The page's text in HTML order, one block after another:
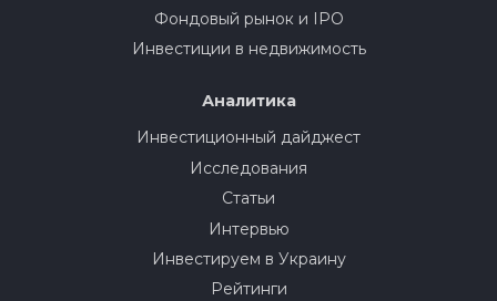
Фондовый рынок и IPO
Инвестиции в недвижимость
Аналитика
Инвестиционный дайджест
Исследования
Статьи
Интервью
Инвестируем в Украину
Рейтинги